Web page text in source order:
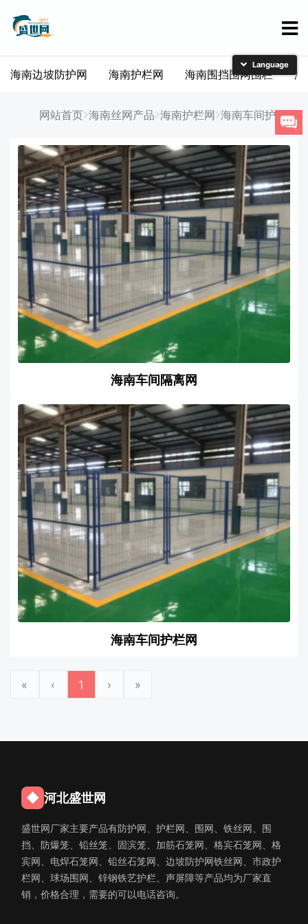
海南边坡防护网 海南护栏网 海南围挡围网围栏 海
网站首页 海南丝网产品 海南护栏网 海南车间护栏网
海南车间隔离网
海南车间护栏网
« ‹ 1 › »
◆ 河北盛世网
盛世网厂家主要产品有防护网、护栏网、围网、铁丝网、围
挡、防爆笼、铅丝笼、固滨笼、加筋石笼网、格宾石笼网、格
宾网、电焊石笼网、铅丝石笼网、边坡防护网铁丝网、市政护
栏网、球场围网、锌钢铁艺护栏、声屏障等产品均为厂家直
销，价格合理，需要的可以电话咨询。
简体中文
日本語